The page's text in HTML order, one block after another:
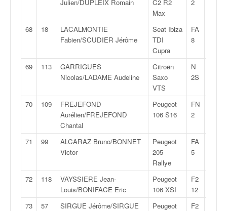
Julien/DUPLEIX Romain
C2 R2
Max
2
68 18
LACALMONTIE
Fabien/SCUDIER Jérôme
Seat Ibiza
TDI
Cupra
FA
8
69 113
GARRIGUES
Nicolas/LADAME Audeline
Citroën
Saxo
VTS
N
2S
70 109
FREJEFOND
Aurélien/FREJEFOND
Chantal
Peugeot
106 S16
FN
2
71 99
ALCARAZ Bruno/BONNET
Victor
Peugeot
205
Rallye
FA
5
72 118
VAYSSIERE Jean-
Louis/BONIFACE Eric
Peugeot
106 XSI
F2
12
73 57
SIRGUE Jérôme/SIRGUE
Peugeot
F2